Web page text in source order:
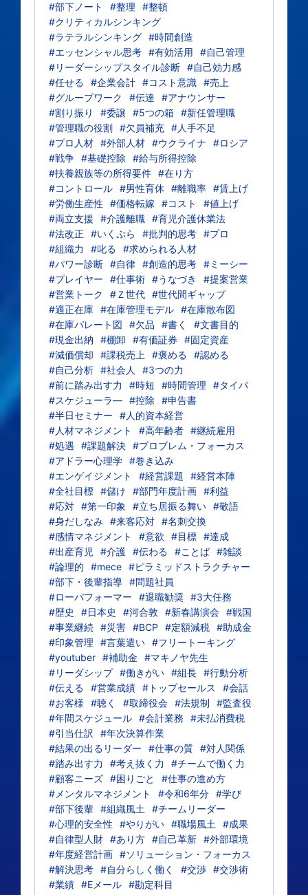
#部下ノート
#整理
#整頓
#クリティカルシンキング
#ラテラルシンキング #時間創造
#エッセンシャル思考 #有効活用
#自己管理
#リーダーシップスタイル診断 #自己効力感
#任せる
#企業会計 #コスト意識 #売上
#グループワーク
#伝達
#アナウンサー
#割り振り
#委譲 #5つの箱 #新任管理職
#管理職の役割 #欠員補充 #人手不足
#プロ人材 #外部人材 #ウクライナ
#ロシア
#戦争 #基礎控除
#給与所得控除
#扶養親族等の所得要件 #在り方
#コントロール #男性育休 #離職率 #賃上げ
#労働生産性
#価格転嫁 #コスト
#値上げ
#両立支援
#介護離職 #育児介護休業法
#法改正
#いくぷら #批判的思考 #プロ
#組織力
#叱る
#求められる人材
#パワー診断 #自律 #創造的思考 #ミーシー
#プレイヤー
#仕事術 #うなづき
#提案営業
#営業トーク
#Ｚ世代 #世代間ギャップ
#適正在庫 #在庫管理モデル #在庫散布図
#在庫パレート図
#欠品 #書く
#文書目的
#現金出納
#棚卸 #有価証券
#固定資産
#減価償却
#課税売上 #褒める
#認める
#自己分析 #社会人
#3つの力
#前に踏み出す力
#時短 #時間管理
#タイパ
#スケジューラ― #控除
#申告書
#半日セミナー
#人的資本経営
#人材マネジメント
#高年齢者 #継続雇用
#処遇
#課題解決 #プロブレム・フォーカス
#アドラー心理学 #巻き込み
#エンゲイジメント
#経営課題
#経営本陣
#全社目標 #儲け #部門年度計画 #利益
#応対 #第一印象 #立ち居振る舞い #敬語
#身だしなみ #来客応対 #名刺交換
#感情マネジメント
#意欲 #目標 #達成
#出産育児
#介護 #伝わる #ことば #雑談
#論理的
#mece #ピラミッドストラクチャー
#部下・後輩指導 #問題社員
#ローパフォーマー
#退職勧奨 #3大任務
#歴史
#日本史 #河合敦 #新春講演会 #戦国
#事業継続 #災害 #BCP #定額減税 #助成金
#印象管理
#言葉遣い #フリートーキング
#youtuber #補助金
#マキノヤ先生
#リーダシップ #働きがい #組長 #行動分析
#伝える
#営業成績 #トップセールス
#会話
#お客様
#聴く #取締役会 #法規制
#監査役
#年間スケジュール #会計業務
#未払消費税
#引当仕訳
#年次決算作業
#結果の出るリーダー
#仕事の質 #対人関係
#踏み出す力
#考え抜く力
#チームで働く力
#顧客ニーズ #困りごと
#仕事の進め方
#メンタルマネジメント
#令和6年分 #学び
#部下後輩 #組織風土
#チームリーダー
#心理的安全性
#やりがい #職場風土
#成果
#自律型人財 #あり方 #自己革新 #外部環境
#年度経営計画 #ソリューション・フォーカス
#解決思考 #自分らしく働く #交渉 #交渉術
#業績 #Eメール #勘定科目